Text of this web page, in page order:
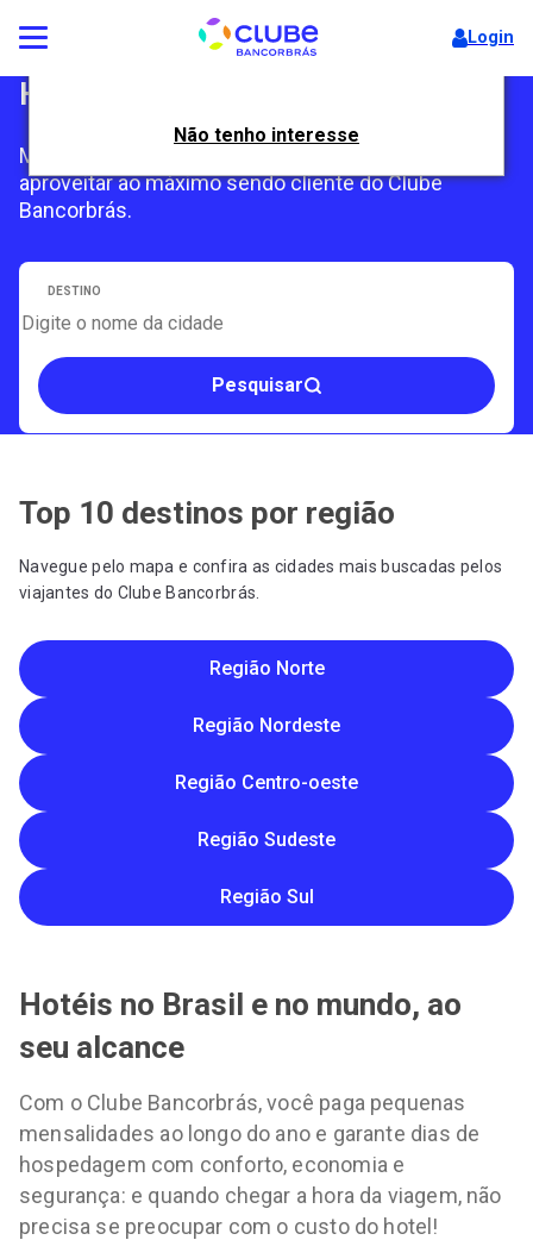
Não tenho interesse
Login
Hotéis Conveniados
Milhares de opções de hospedagem para você
aproveitar ao máximo sendo cliente do Clube
Bancorbrás.
DESTINO
Pesquisar
Top 10 destinos por região
Navegue pelo mapa e confira as cidades mais buscadas pelos
viajantes do Clube Bancorbrás.
Região Norte
Região Nordeste
Região Centro-oeste
Região Sudeste
Região Sul
Hotéis no Brasil e no mundo, ao
seu alcance
Com o Clube Bancorbrás, você paga pequenas
mensalidades ao longo do ano e garante dias de
hospedagem com conforto, economia e
segurança: e quando chegar a hora da viagem, não
precisa se preocupar com o custo do hotel!